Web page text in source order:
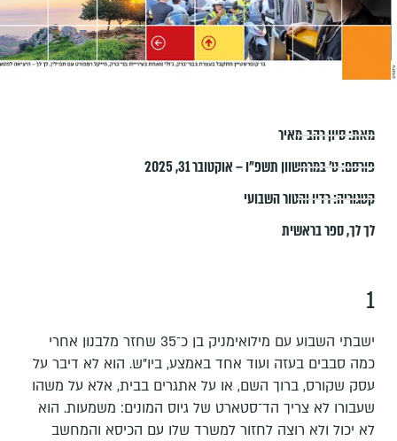
מאת:סיון רהב-מאיר
פורסם:ט׳ במרחשוון תשפ״ו – אוקטובר 31, 2025
קטגוריה:רדיו והטור השבועי
לך לך,ספר בראשית
1
ישבתי השבוע עם מילואימניק בן כ־35 שחזר מלבנון אחרי
כמה סבבים בעזה ועוד אחד באמצע, ביו"ש. הוא לא דיבר על
עסק שקורס, ברוך השם, או על אתגרים בבית, אלא על משהו
שעבורו לא צריך הד־סטארט של גיוס המונים: משמעות. הוא
לא יכול ולא רוצה לחזור למשרד שלו עם הכיסא והמחשב